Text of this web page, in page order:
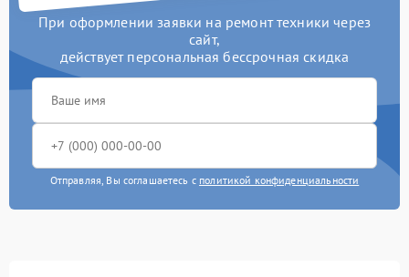
При оформлении заявки на ремонт техники через
сайт,
действует персональная бессрочная скидка
Отправляя, Вы соглашаетесь с политикой конфиденциальности